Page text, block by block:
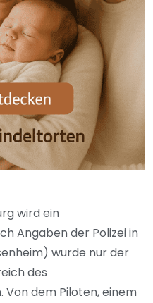
wird ein
Angaben der Polizei in
wurde nur der
des
Von dem Piloten, einem